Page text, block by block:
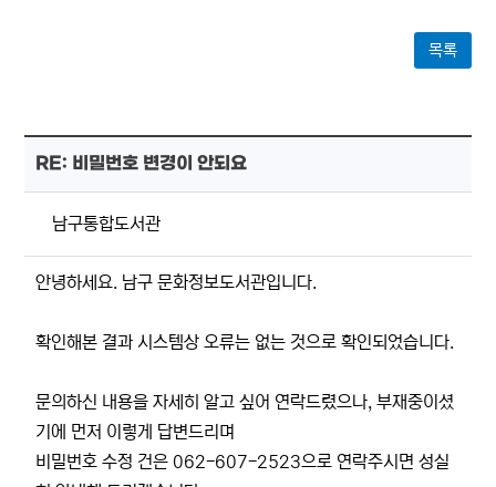
목록
RE: 비밀번호 변경이 안되요
남구통합도서관
안녕하세요. 남구 문화정보도서관입니다.
확인해본 결과 시스템상 오류는 없는 것으로 확인되었습니다.
문의하신 내용을 자세히 알고 싶어 연락드렸으나, 부재중이셨
기에 먼저 이렇게 답변드리며
비밀번호 수정 건은 062-607-2523으로 연락주시면 성실